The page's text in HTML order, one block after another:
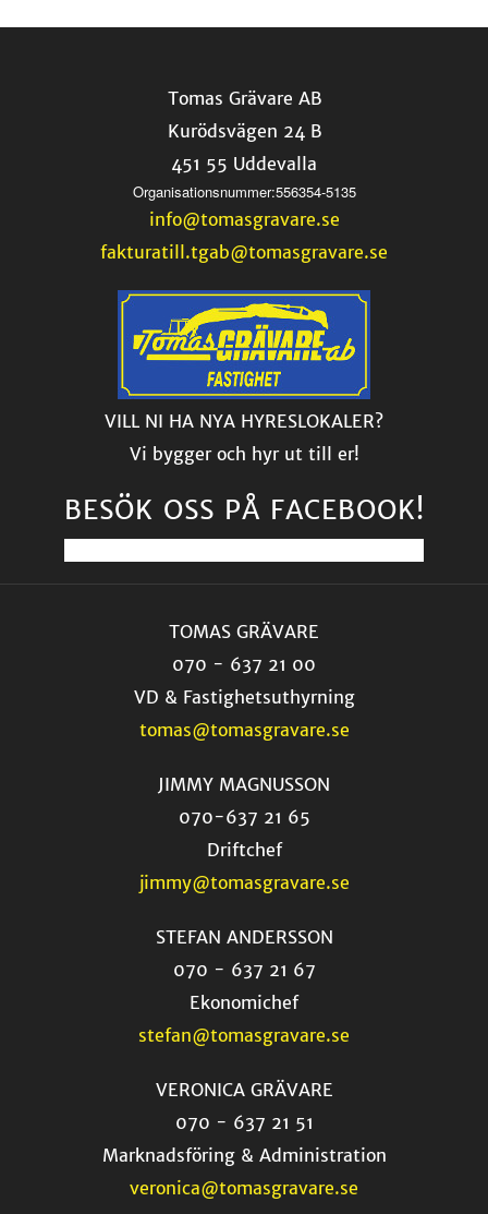
Tomas Grävare AB
Kurödsvägen 24 B
451 55 Uddevalla
Organisationsnummer:556354-5135
info@tomasgravare.se
fakturatill.tgab@tomasgravare.se
VILL NI HA NYA HYRESLOKALER?
Vi bygger och hyr ut till er!
BESÖK OSS PÅ FACEBOOK!
TOMAS GRÄVARE
070 - 637 21 00
VD & Fastighetsuthyrning
tomas@tomasgravare.se
JIMMY MAGNUSSON
070-637 21 65
Driftchef
jimmy@tomasgravare.se
STEFAN ANDERSSON
070 - 637 21 67
Ekonomichef
stefan@tomasgravare.se
VERONICA GRÄVARE
070 - 637 21 51
Marknadsföring & Administration
veronica@tomasgravare.se